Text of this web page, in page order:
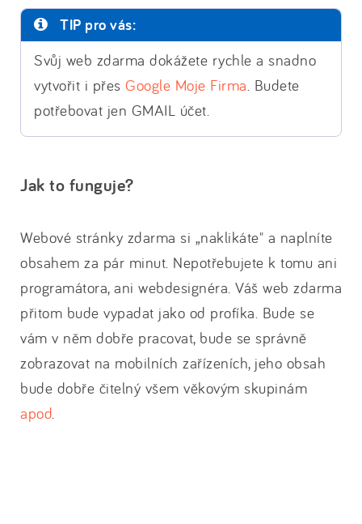
TIP pro vás:
Svůj web zdarma dokážete rychle a snadno
vytvořit i přes Google Moje Firma. Budete
potřebovat jen GMAIL účet.
Jak to funguje?
Webové stránky zdarma si „naklikáte" a naplníte
obsahem za pár minut. Nepotřebujete k tomu ani
programátora, ani webdesignéra. Váš web zdarma
přitom bude vypadat jako od profíka. Bude se
vám v něm dobře pracovat, bude se správně
zobrazovat na mobilních zařízeních, jeho obsah
bude dobře čitelný všem věkovým skupinám
apod.